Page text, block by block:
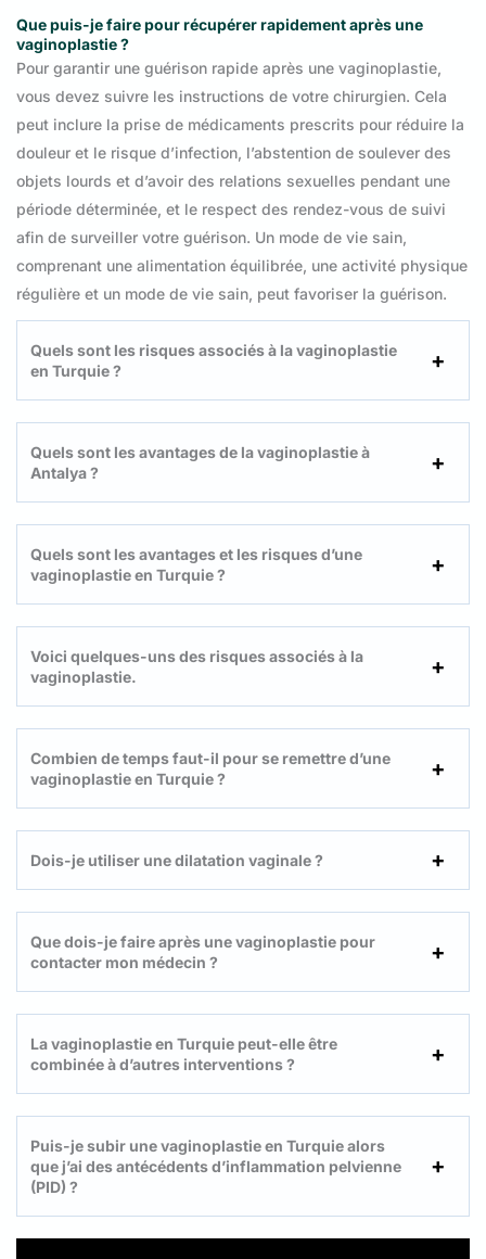
Que puis-je faire pour récupérer rapidement après une
vaginoplastie ?
Pour garantir une guérison rapide après une vaginoplastie,
vous devez suivre les instructions de votre chirurgien. Cela
peut inclure la prise de médicaments prescrits pour réduire la
douleur et le risque d’infection, l’abstention de soulever des
objets lourds et d’avoir des relations sexuelles pendant une
période déterminée, et le respect des rendez-vous de suivi
afin de surveiller votre guérison. Un mode de vie sain,
comprenant une alimentation équilibrée, une activité physique
régulière et un mode de vie sain, peut favoriser la guérison.
Quels sont les risques associés à la vaginoplastie
en Turquie ?
Quels sont les avantages de la vaginoplastie à
Antalya ?
Quels sont les avantages et les risques d’une
vaginoplastie en Turquie ?
Voici quelques-uns des risques associés à la
vaginoplastie.
Combien de temps faut-il pour se remettre d’une
vaginoplastie en Turquie ?
Dois-je utiliser une dilatation vaginale ?
Que dois-je faire après une vaginoplastie pour
contacter mon médecin ?
La vaginoplastie en Turquie peut-elle être
combinée à d’autres interventions ?
Puis-je subir une vaginoplastie en Turquie alors
que j’ai des antécédents d’inflammation pelvienne
(PID) ?